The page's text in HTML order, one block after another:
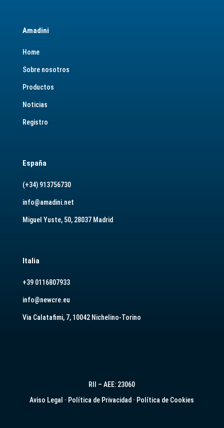
Amadini
Home
Sobre nosotros
Productos
Noticias
Registro
España
(+34) 913756730
info@amadini.net
Miguel Yuste, 50, 28037 Madrid
Italia
+39 0116807933
info@newcre.eu
Via Calatafimi, 7, 10042 Nichelino-Torino
RII – AEE: 23060
Aviso Legal · Política de Privacidad · Política de Cookies